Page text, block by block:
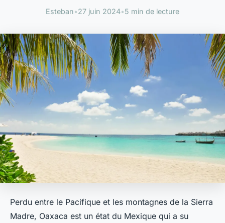
Esteban•27 juin 2024•5 min de lecture
Perdu entre le Pacifique et les montagnes de la Sierra
Madre, Oaxaca est un état du Mexique qui a su